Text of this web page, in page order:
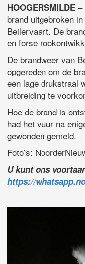
HOOGERSMILDE –
brand uitgebroken
Beilervaart. De
en forse
De brandweer van
opgereden om de
een lage drukstraal
uitbreiding te
Hoe de brand is
had het vuur na
gewonden gemeld.
Foto’s:
U kunt ons
https://